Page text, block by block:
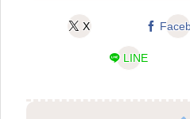
X
LINE